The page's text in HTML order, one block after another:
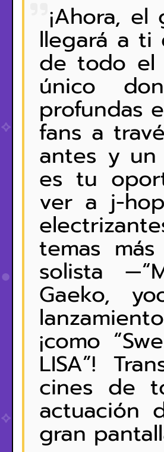
¡Ahora, el
llegará a ti
de todo el
único
profundas
fans a
antes y un
es tu
ver a j-
temas
solista
Gaeko,
¡como
LISA”!
cines de
actuación
gran